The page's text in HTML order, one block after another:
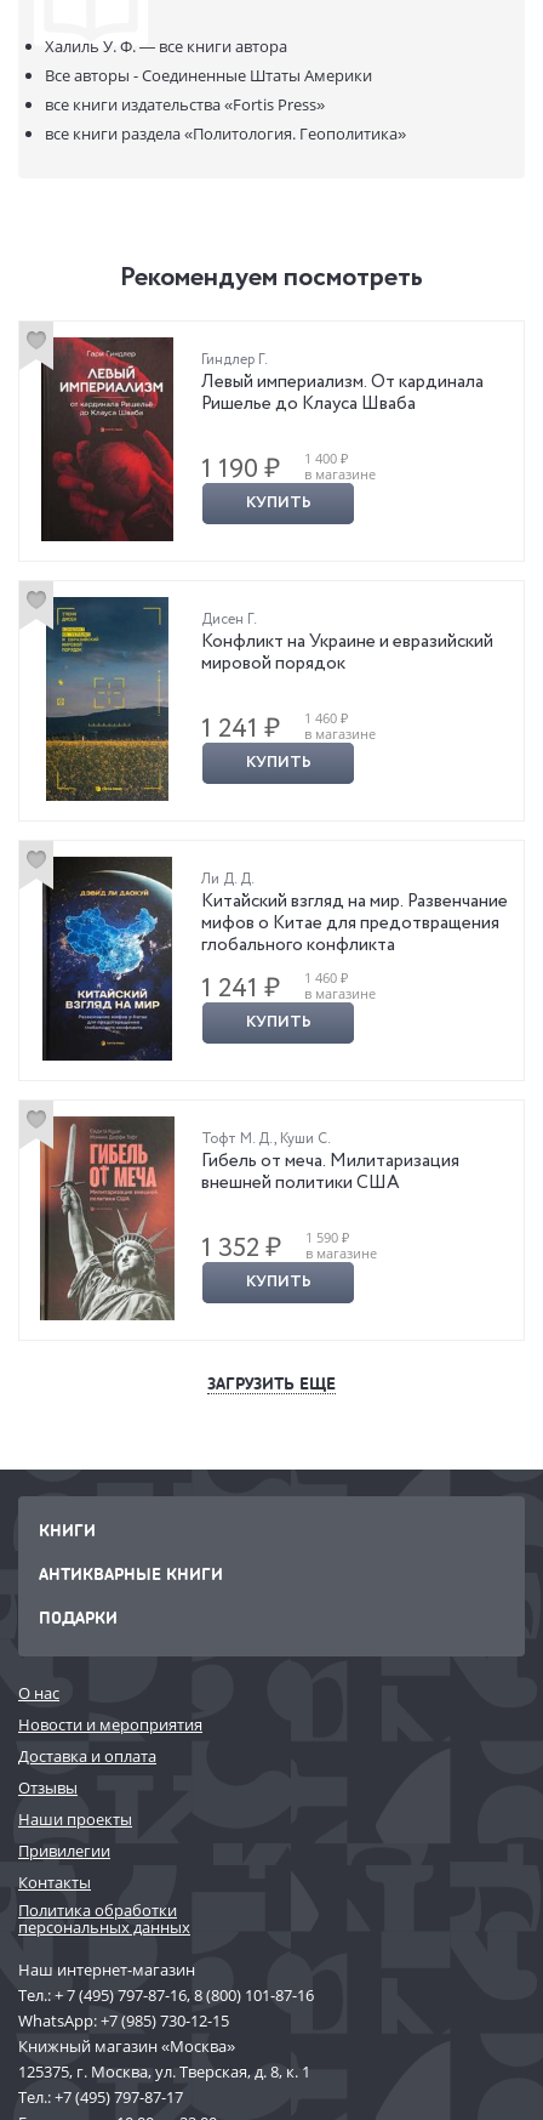
Халиль У. Ф. — все книги автора
Все авторы - Соединенные Штаты Америки
все книги издательства«Fortis Press»
все книги раздела«Политология. Геополитика»
Рекомендуем посмотреть
Гиндлер Г.
Левый империализм. От кардинала
Ришелье до Клауса Шваба
1 190 ₽
1 400 ₽
в магазине
КУПИТЬ
Дисен Г.
Конфликт на Украине и евразийский
мировой порядок
1 241 ₽
1 460 ₽
в магазине
КУПИТЬ
Ли Д. Д.
Китайский взгляд на мир. Развенчание
мифов о Китае для предотвращения
глобального конфликта
1 241 ₽
1 460 ₽
в магазине
КУПИТЬ
Тофт М. Д., Куши С.
Гибель от меча. Милитаризация
внешней политики США
1 352 ₽
1 590 ₽
в магазине
КУПИТЬ
ЗАГРУЗИТЬ ЕЩЕ
КНИГИ
АНТИКВАРНЫЕ КНИГИ
ПОДАРКИ
О нас
Новости и мероприятия
Доставка и оплата
Отзывы
Наши проекты
Привилегии
Контакты
Политика обработки
персональных данных
Наш интернет-магазин
Тел.:+ 7 (495) 797-87-16,8 (800) 101-87-16
WhatsApp:+7 (985) 730-12-15
Книжный магазин «Москва»
125375, г. Москва, ул. Тверская, д. 8, к. 1
Тел.:+7 (495) 797-87-17